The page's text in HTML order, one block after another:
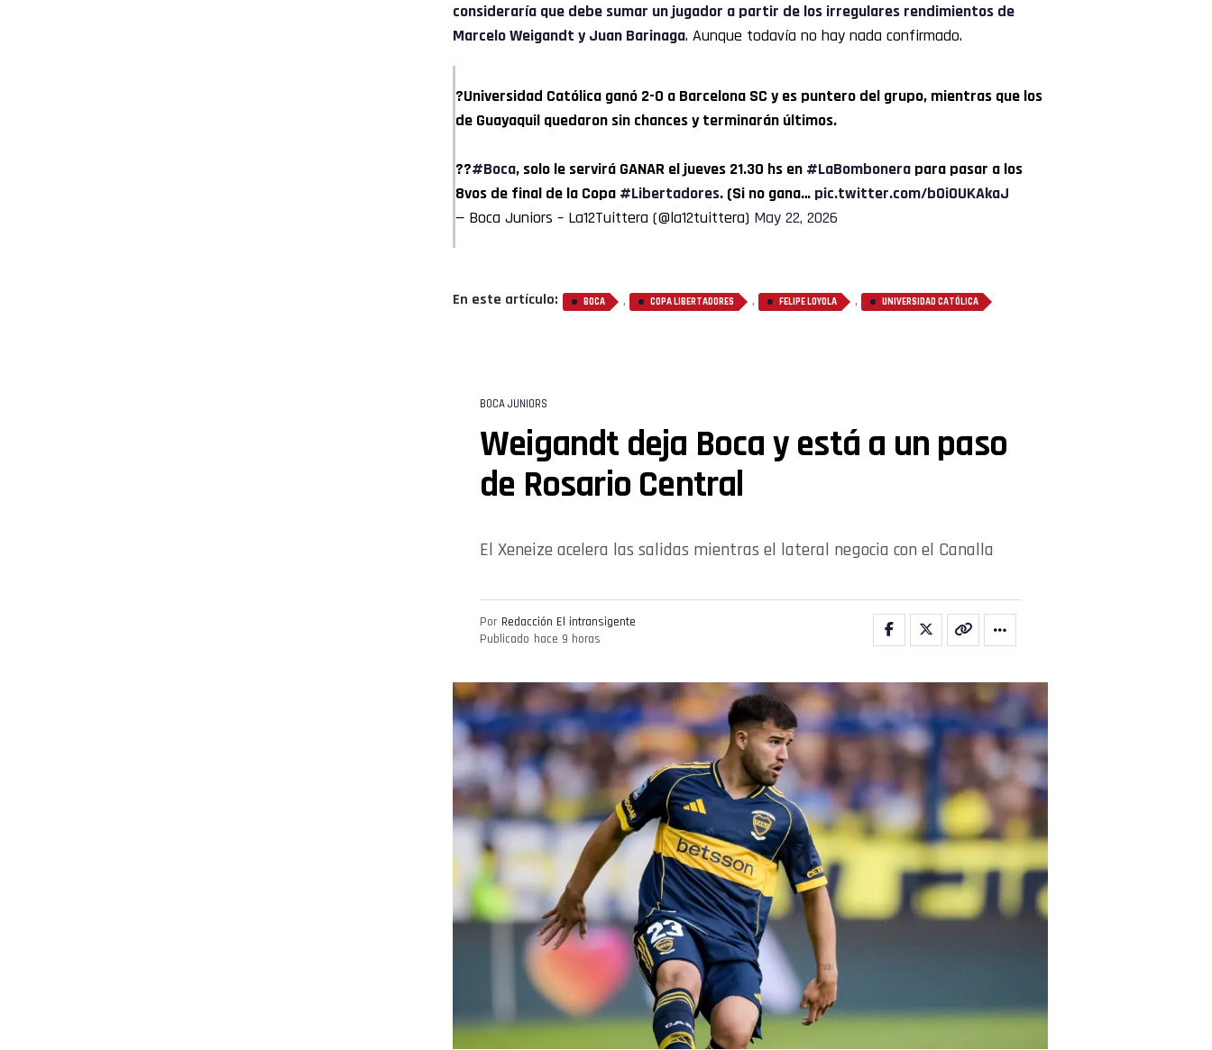
consideraría que debe sumar un jugador a partir de los irregulares rendimientos de
Marcelo Weigandt y Juan Barinaga. Aunque todavía no hay nada confirmado.
?Universidad Católica ganó 2-0 a Barcelona SC y es puntero del grupo, mientras que los
de Guayaquil quedaron sin chances y terminarán últimos.
??#Boca, solo le servirá GANAR el jueves 21.30 hs en #LaBombonera para pasar a los
8vos de final de la Copa #Libertadores. (Si no gana… pic.twitter.com/b0i0UKAkaJ
— Boca Juniors – La12Tuittera (@la12tuittera) May 22, 2026
En este artículo: BOCA , COPA LIBERTADORES , FELIPE LOYOLA , UNIVERSIDAD CATÓLICA
BOCA JUNIORS
Weigandt deja Boca y está a un paso
de Rosario Central
El Xeneize acelera las salidas mientras el lateral negocia con el Canalla
Por Redacción El intransigente
Publicado hace 9 horas